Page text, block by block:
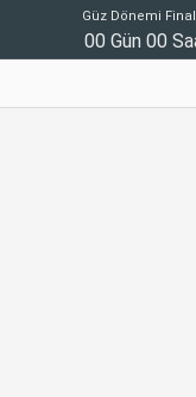
Güz Dönemi
00 Gün 00